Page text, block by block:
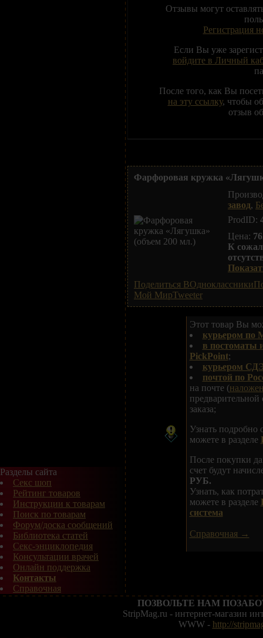
Разделы сайта
Секс шоп
Рейтинг товаров
Инструкции к товарам
Поиск по товарам
Форум/доска сообщений
Библиотека статей
Секс-энциклопедия
Консультации врачей
Онлайн поддержка
Контакты
Справочная
Отзывы могут
Регистрация
Если Вы уже
войдите в Личный
После того, как Вы
на эту ссылку, чтобы
отзыв
Фарфоровая кружка
завод,
ProdID:
Цена:
К
Поделиться ВОдноклассники
Мой МирTweeter
Этот товар Вы
курьером по
в постоматы
PickPoint;
курьером
почтой по
на почте (
заказа;
Узнать подробно
можете в разделе
После покупки
счет будут
РУБ.
Узнать, как
можете в разделе
система
Справочная →
ПОЗВОЛЬТЕ НАМ
StripMag.ru - интернет-магазин
WWW - http://